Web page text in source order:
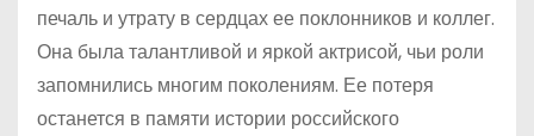
печаль и утрату в сердцах ее поклонников и коллег.
Она была талантливой и яркой актрисой, чьи роли
запомнились многим поколениям. Ее потеря
останется в памяти истории российского